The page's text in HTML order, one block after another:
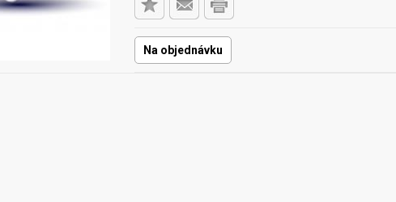
Na objednávku